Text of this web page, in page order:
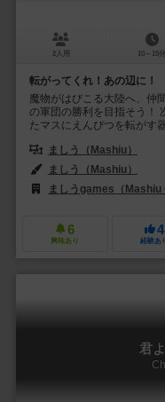
2人用 10～15分
転がってくれ！あの辺に！
魔物がはびこる大陸へ、仲
の軍団の勝利を目指そう！
たマスにえんぴつを転がす
ましう（Mashiu）
ましう（Mashiu）
ましうgames（Mashiu
6
興味あり
4
経験あり
君